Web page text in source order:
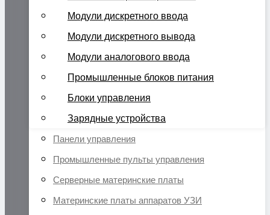
Модули дискретного ввода
Модули дискретного вывода
Модули аналогового ввода
Промышленные блоков питания
Блоки управления
Зарядные устройства
Панели управления
Промышленные пульты управления
Серверные материнские платы
Материнские платы аппаратов УЗИ